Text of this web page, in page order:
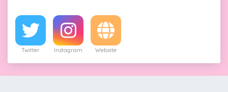
Twitter Instagram Website